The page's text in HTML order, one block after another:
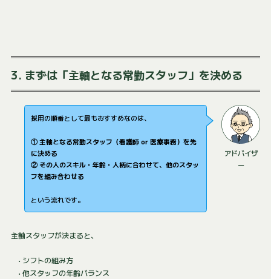
3. まずは「主軸となる常勤スタッフ」を決める
アドバイザ
ー
採用の順番として最もおすすめなのは、
① 主軸となる常勤スタッフ（看護師 or 医療事務）を先
に決める
② その人のスキル・年齢・人柄に合わせて、他のスタッ
フを組み合わせる
という流れです。
主軸スタッフが決まると、
• シフトの組み方
• 他スタッフの年齢バランス